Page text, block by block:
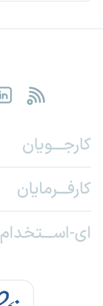
کارجـــویان
کارفـــرمایان
ای-اســـتخدام